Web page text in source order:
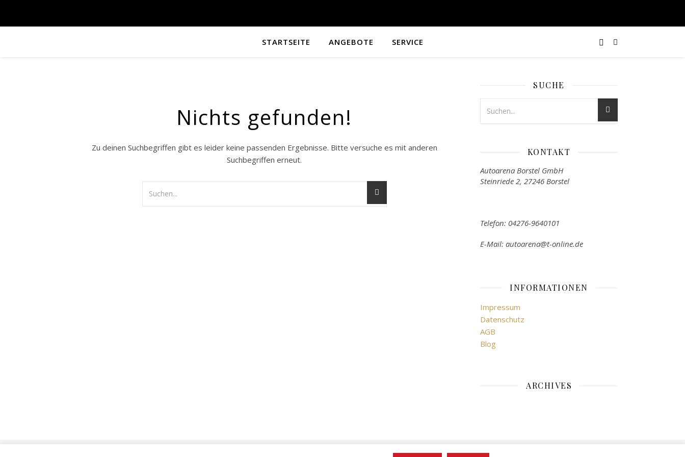
STARTSEITE ANGEBOTE SERVICE
Nichts gefunden!
Zu deinen Suchbegriffen gibt es leider keine passenden Ergebnisse. Bitte versuche es mit anderen
Suchbegriffen erneut.
SUCHE
KONTAKT
Autoarena Borstel GmbH
Steinriede 2, 27246 Borstel
Telefon: 04276-9640101
E-Mail: autoarena@t-online.de
INFORMATIONEN
Impressum
Datenschutz
AGB
Blog
ARCHIVES